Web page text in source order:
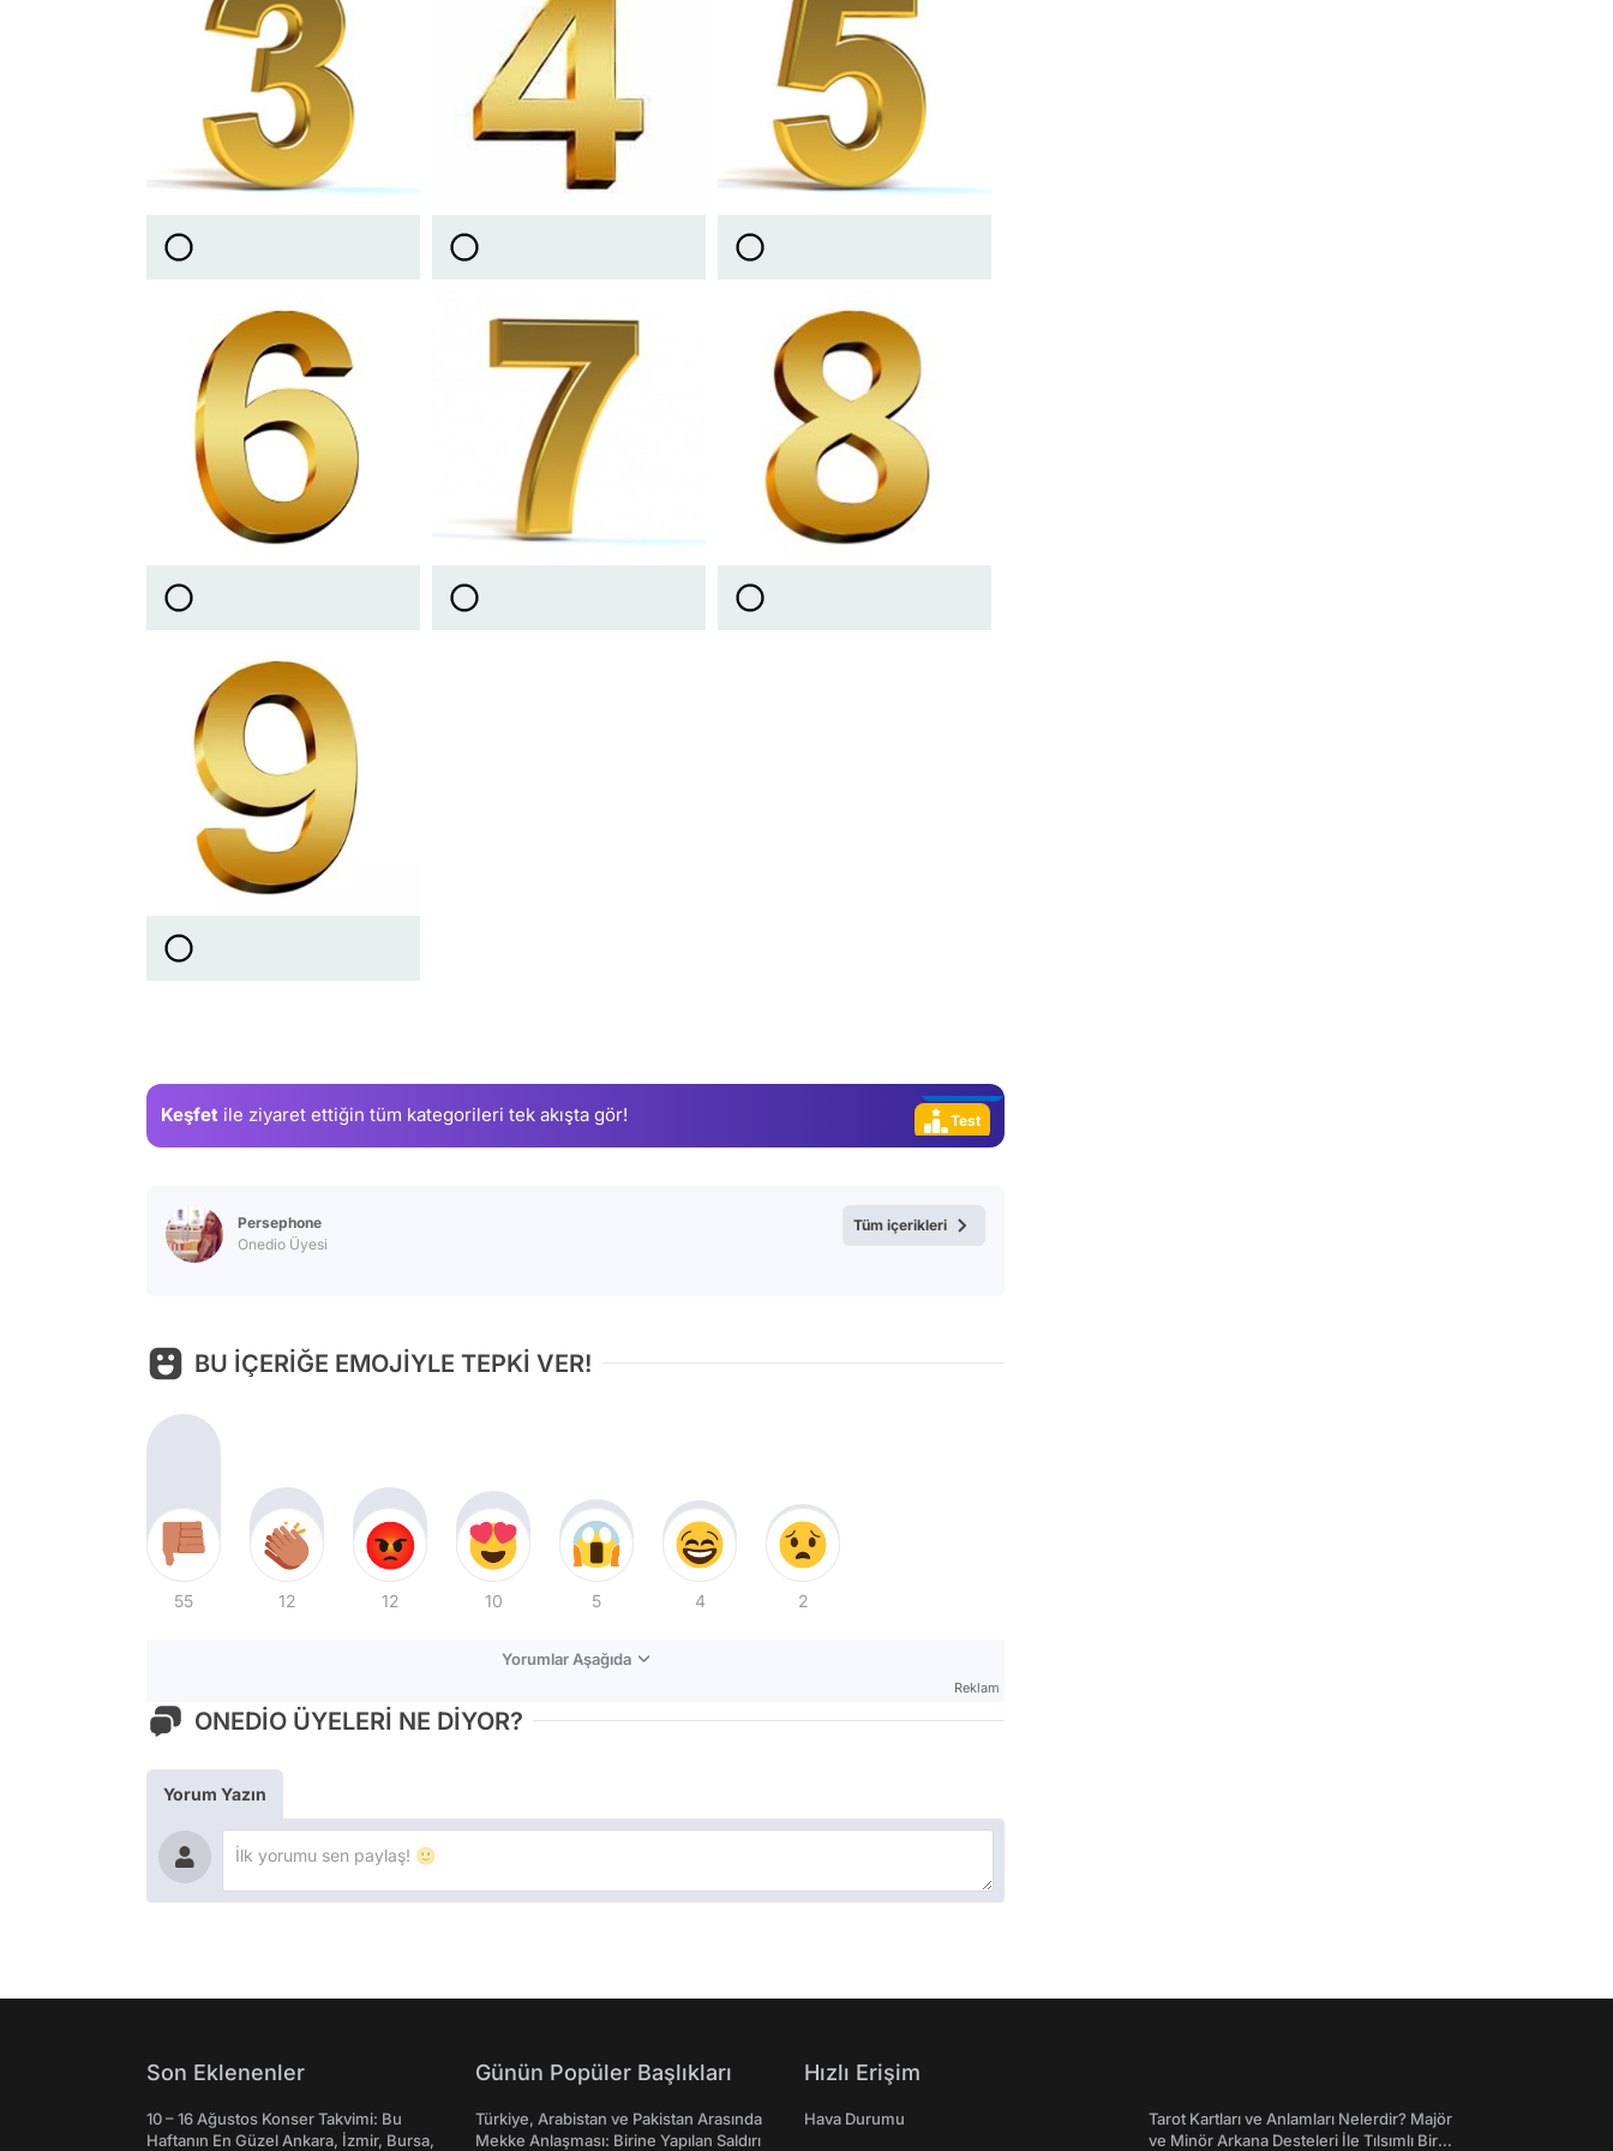
Keşfet ile ziyaret ettiğin tüm kategorileri tek akışta gör! Test
Persephone
Onedio Üyesi
Tüm içerikleri
BU İÇERİĞE EMOJİYLE TEPKİ VER!
55 12 12 10 5 4 2
Yorumlar Aşağıda
Reklam
ONEDİO ÜYELERİ NE DİYOR?
Yorum Yazın
Son Eklenenler
10 – 16 Ağustos Konser Takvimi: Bu
Haftanın En Güzel Ankara, İzmir, Bursa,
Günün Popüler Başlıkları
Türkiye, Arabistan ve Pakistan Arasında
Mekke Anlaşması: Birine Yapılan Saldırı
Hızlı Erişim
Hava Durumu
Tarot Kartları ve Anlamları Nelerdir? Majör
ve Minör Arkana Desteleri İle Tılsımlı Bir